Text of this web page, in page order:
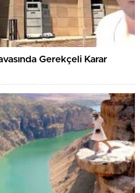
Gerekçeli Karar